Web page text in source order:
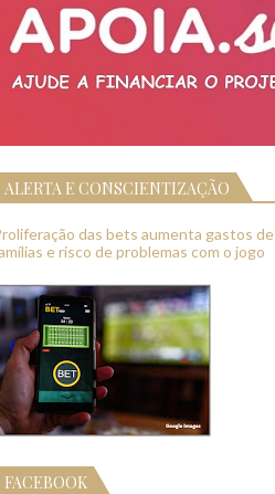
ALERTA E CONSCIENTIZAÇÃO
das bets aumenta gastos de
e risco de problemas com o jogo
FACEBOOK